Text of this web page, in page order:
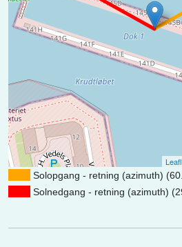
Solopgang - retning (azimuth)
Solnedgang - retning (azimuth)